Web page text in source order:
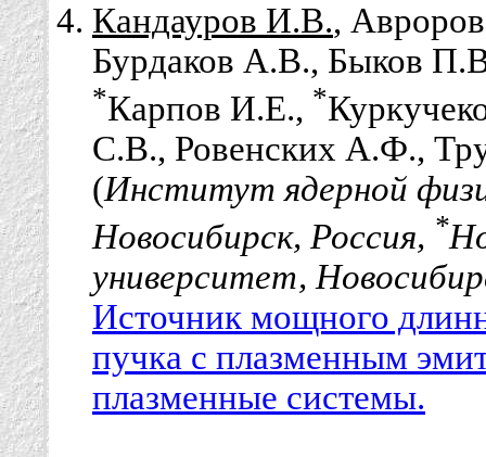
Кандауров И.В.,
Бурдаков А.В., Быков
*Карпов И.Е., *
С.В., Ровенских А.Ф.,
(Институт ядерной
Новосибирск, Россия, *
университет,
Источник мощного
пучка с плазменным
плазменные системы.